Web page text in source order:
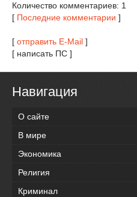
Количество комментариев: 1
[ Последние комментарии ]
[ отправить E-Mail ]
[ написать ПС ]
Навигация
О сайте
В мире
Экономика
Религия
Криминал